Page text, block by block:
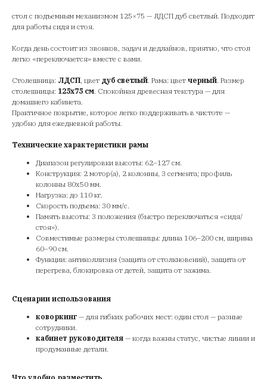
стол с подъемным механизмом 125×75 — ЛДСП дуб светлый. Подходит
для работы сидя и стоя.
Когда день состоит из звонков, задач и дедлайнов, приятно, что стол
легко «переключается» вместе с вами.
Столешница: ЛДСП, цвет дуб светлый. Рама: цвет черный. Размер
столешницы: 125х75 см. Спокойная древесная текстура — для
домашнего кабинета.
Практичное покрытие, которое легко поддерживать в чистоте —
удобно для ежедневной работы.
Технические характеристики рамы
Диапазон регулировки высоты: 62–127 см.
Конструкция: 2 мотор(а), 2 колонны, 3 сегмента; профиль
колонны 80х50 мм.
Нагрузка: до 110 кг.
Скорость подъема: 30 мм/с.
Память высоты: 3 положения (быстро переключаться «сидя/
стоя»).
Совместимые размеры столешницы: длина 106–200 см, ширина
60–90 см.
Функции: антиколлизия (защита от столкновений), защита от
перегрева, блокировка от детей, защита от зажима.
Сценарии использования
коворкинг — для гибких рабочих мест: один стол — разные
сотрудники.
кабинет руководителя — когда важны статус, чистые линии и
продуманные детали.